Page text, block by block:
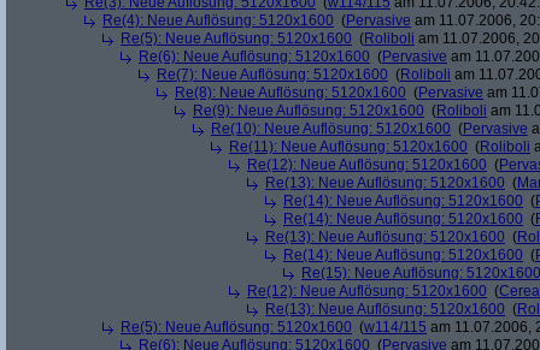
Re(4): Neue Auflösung: 5120x1600 (Pervasive am 11.07.2006,
Re(5): Neue Auflösung: 5120x1600 (Roliboli am 11.07.2006,
Re(6): Neue Auflösung: 5120x1600 (Pervasive am
Re(7): Neue Auflösung: 5120x1600 (Roliboli am
Re(8): Neue Auflösung: 5120x1600 (Pervasive am
Re(9): Neue Auflösung: 5120x1600 (Roliboli am
Re(10): Neue Auflösung: 5120x1600 (Pervasive
Re(11): Neue Auflösung: 5120x1600 (Roliboli
Re(12): Neue Auflösung: 5120x1600 (
Re(13): Neue Auflösung: 5120x1600 (
Re(14): Neue Auflösung: 5120x1600 (
Re(14): Neue Auflösung: 5120x1600 (
Re(13): Neue Auflösung: 5120x1600 (
Re(14): Neue Auflösung: 5120x1600 (
Re(15): Neue Auflösung: 5120x1600
Re(12): Neue Auflösung: 5120x1600 (
Re(13): Neue Auflösung: 5120x1600 (
Re(5): Neue Auflösung: 5120x1600 (w114/115 am 11.07.2006,
Re(6): Neue Auflösung: 5120x1600 (Pervasive am